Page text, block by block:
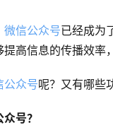
微信公众号已经成为
高信息的传播效率
公众号呢？又有哪些
号？